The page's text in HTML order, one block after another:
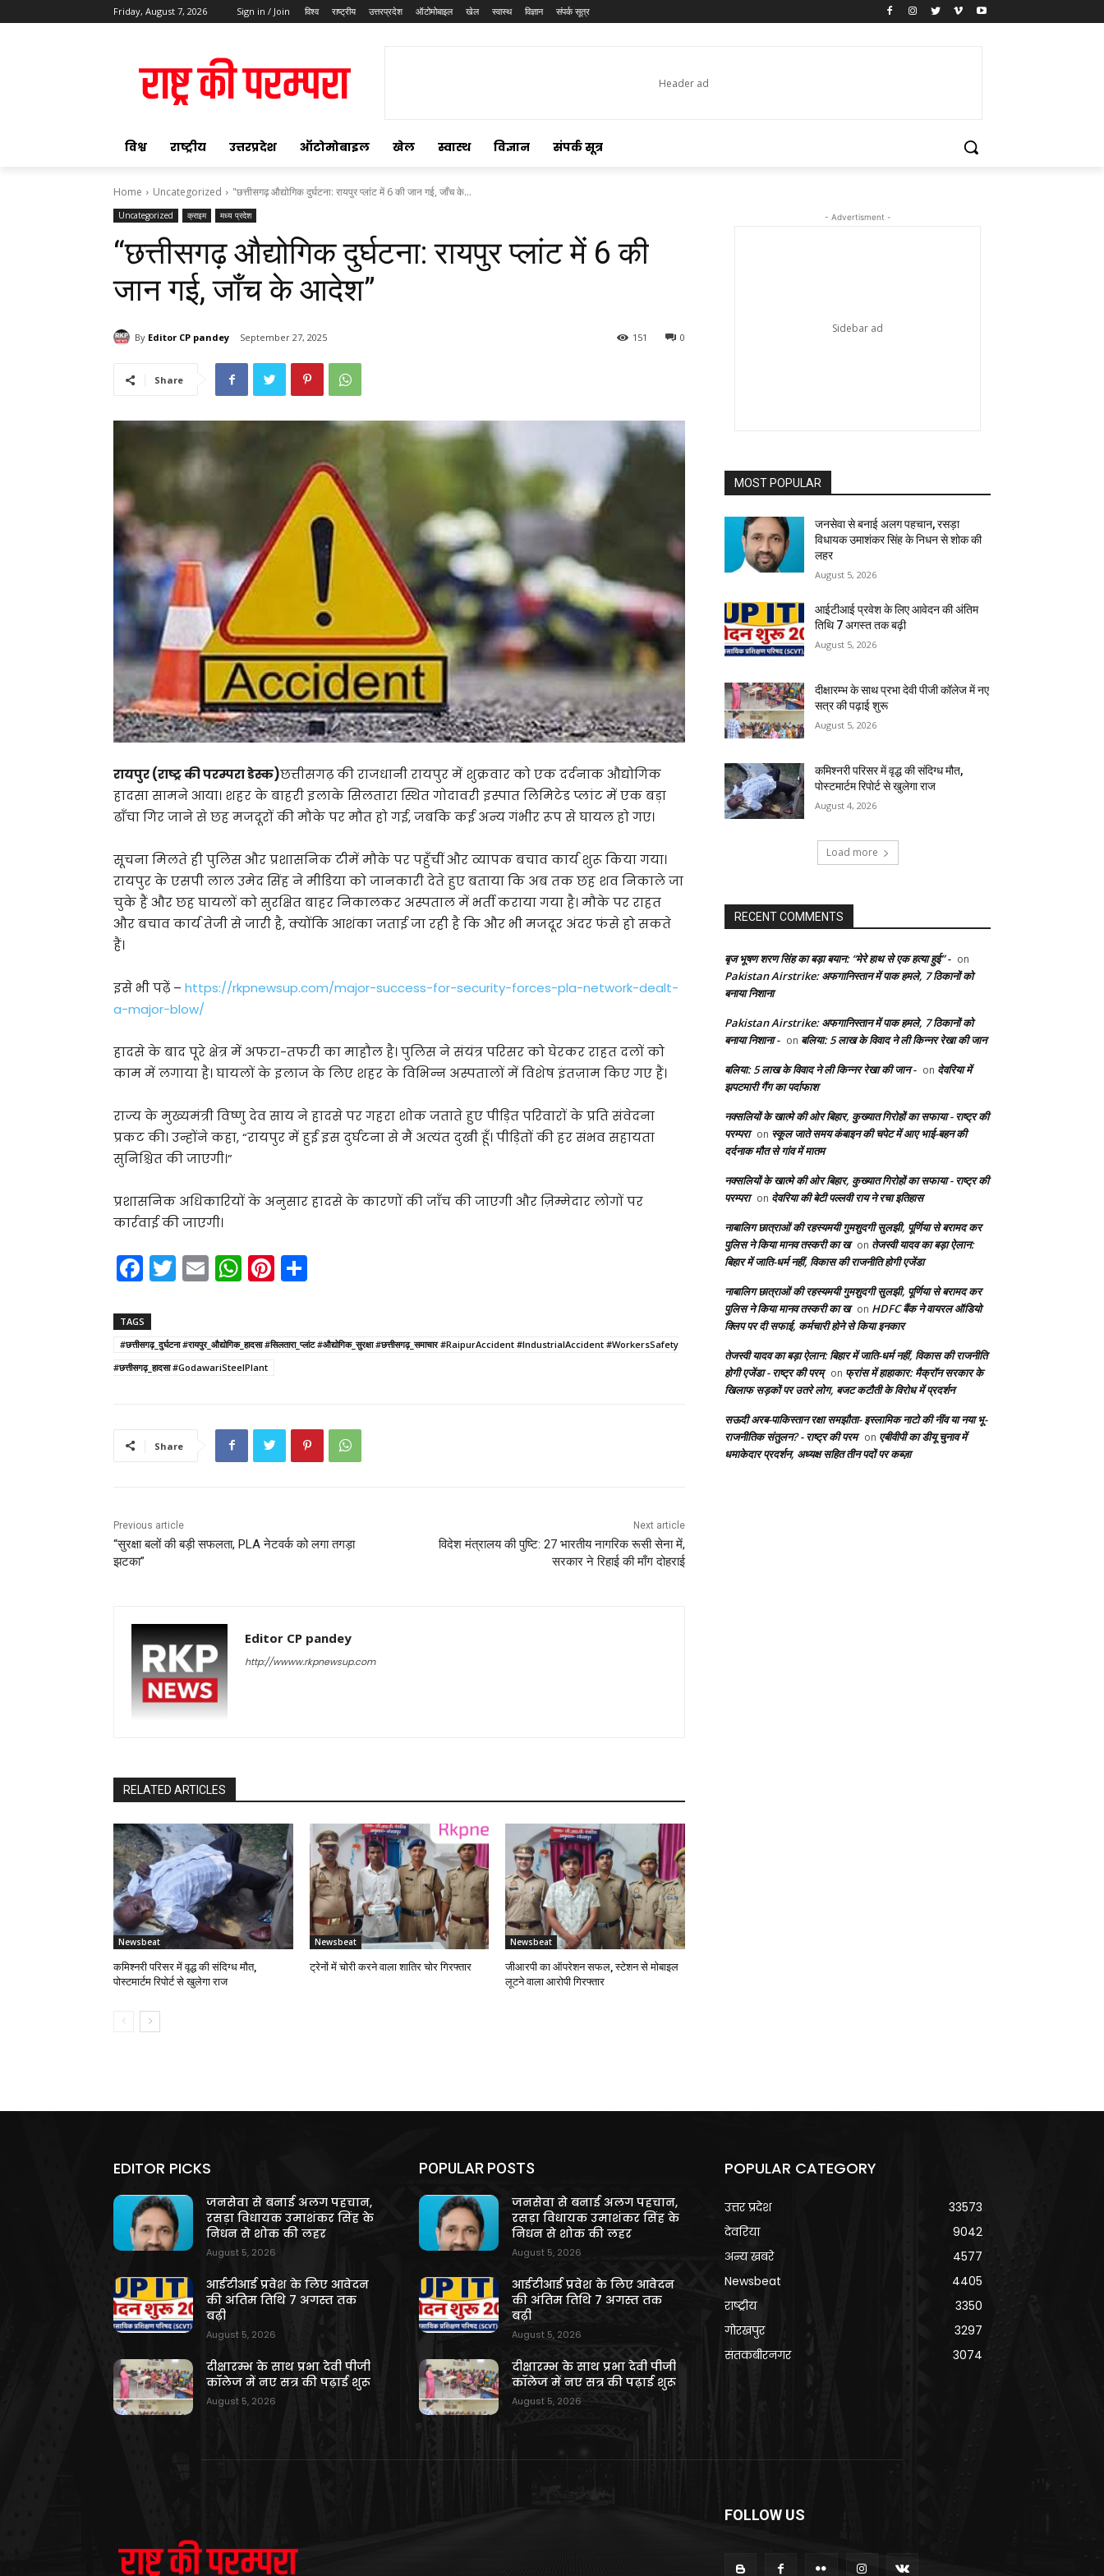
Friday, August 7, 2026 Sign in / Join विश्व राष्ट्रीय उत्तरप्रदेश ऑटोमोबाइल खेल स्वास्थ विज्ञान संपर्क सूत्र
विश्व राष्ट्रीय उत्तरप्रदेश ऑटोमोबाइल खेल स्वास्थ विज्ञान संपर्क सूत्र
Home Uncategorized "छत्तीसगढ़ औद्योगिक दुर्घटना: रायपुर प्लांट में 6 की जान गई, जाँच के...
Uncategorized क्राइम मध्य प्रदेश
“छत्तीसगढ़ औद्योगिक दुर्घटना: रायपुर प्लांट में 6 की
जान गई, जाँच के आदेश”
By Editor CP pandey September 27, 2025 0
151
Share
रायपुर (राष्ट्र की परम्परा डेस्क)छत्तीसगढ़ की राजधानी रायपुर में शुक्रवार को एक दर्दनाक औद्योगिक
हादसा सामने आया। शहर के बाहरी इलाके सिलतारा स्थित गोदावरी इस्पात लिमिटेड प्लांट में एक बड़ा
ढाँचा गिर जाने से छह मजदूरों की मौके पर मौत हो गई, जबकि कई अन्य गंभीर रूप से घायल हो गए।
सूचना मिलते ही पुलिस और प्रशासनिक टीमें मौके पर पहुँचीं और व्यापक बचाव कार्य शुरू किया गया।
रायपुर के एसपी लाल उमेद सिंह ने मीडिया को जानकारी देते हुए बताया कि अब तक छह शव निकाले जा
चुके हैं और छह घायलों को सुरक्षित बाहर निकालकर अस्पताल में भर्ती कराया गया है। मौके पर राहत
और बचाव कार्य तेजी से जारी है, क्योंकि आशंका जताई जा रही है कि और भी मजदूर अंदर फंसे हो सकते
हैं।
इसे भी पढ़ें – https://rkpnewsup.com/major-success-for-security-forces-pla-network-dealt-
a-major-blow/
हादसे के बाद पूरे क्षेत्र में अफरा-तफरी का माहौल है। पुलिस ने संयंत्र परिसर को घेरकर राहत दलों को
काम में लगाया है। घायलों के इलाज के लिए शहर के विभिन्न अस्पतालों में विशेष इंतज़ाम किए गए हैं।
राज्य के मुख्यमंत्री विष्णु देव साय ने हादसे पर गहरा शोक जताते हुए पीड़ित परिवारों के प्रति संवेदना
प्रकट की। उन्होंने कहा, “रायपुर में हुई इस दुर्घटना से मैं अत्यंत दुखी हूँ। पीड़ितों की हर संभव सहायता
सुनिश्चित की जाएगी।”
प्रशासनिक अधिकारियों के अनुसार हादसे के कारणों की जाँच की जाएगी और ज़िम्मेदार लोगों पर
कार्रवाई की जाएगी।
F
a
c
e
b
k
T
w
er
E
m
l
W
h
ts
A
p
Pi
nt
e e
TAGS
#छत्तीसगढ़_दुर्घटना #रायपुर_औद्योगिक_हादसा #सिलतारा_प्लांट #औद्योगिक_सुरक्षा #छत्तीसगढ़_समाचार #RaipurAccident #IndustrialAccident #WorkersSafety
#छत्तीसगढ़_हादसा #GodawariSteelPlant
Share
Previous article
“सुरक्षा बलों की बड़ी सफलता, PLA नेटवर्क को लगा तगड़ा
झटका”
Next article
विदेश मंत्रालय की पुष्टि: 27 भारतीय नागरिक रूसी सेना में,
सरकार ने रिहाई की माँग दोहराई
Editor CP pandey
http://wwww.rkpnewsup.com
RELATED ARTICLES
Newsbeat
कमिश्नरी परिसर में वृद्ध की संदिग्ध मौत,
पोस्टमार्टम रिपोर्ट से खुलेगा राज
Newsbeat
ट्रेनों में चोरी करने वाला शातिर चोर गिरफ्तार
Newsbeat
जीआरपी का ऑपरेशन सफल, स्टेशन से मोबाइल
लूटने वाला आरोपी गिरफ्तार
- Advertisment -
MOST POPULAR
जनसेवा से बनाई अलग पहचान, रसड़ा
विधायक उमाशंकर सिंह के निधन से शोक की
लहर
August 5, 2026
आईटीआई प्रवेश के लिए आवेदन की अंतिम
तिथि 7 अगस्त तक बढ़ी
August 5, 2026
दीक्षारम्भ के साथ प्रभा देवी पीजी कॉलेज में नए
सत्र की पढ़ाई शुरू
August 5, 2026
कमिश्नरी परिसर में वृद्ध की संदिग्ध मौत,
पोस्टमार्टम रिपोर्ट से खुलेगा राज
August 4, 2026
Load more
RECENT COMMENTS
बृज भूषण शरण सिंह का बड़ा बयान: “मेरे हाथ से एक हत्या हुई” - on
Pakistan Airstrike: अफगानिस्तान में पाक हमले, 7 ठिकानों को
बनाया निशाना
Pakistan Airstrike: अफगानिस्तान में पाक हमले, 7 ठिकानों को
बनाया निशाना - on बलिया: 5 लाख के विवाद ने ली किन्नर रेखा की जान
बलिया: 5 लाख के विवाद ने ली किन्नर रेखा की जान - on देवरिया में
झपटमारी गैंग का पर्दाफाश
नक्सलियों के खात्मे की ओर बिहार, कुख्यात गिरोहों का सफाया - राष्ट्र की
परम्परा on स्कूल जाते समय कंबाइन की चपेट में आए भाई-बहन की
दर्दनाक मौत से गांव में मातम
नक्सलियों के खात्मे की ओर बिहार, कुख्यात गिरोहों का सफाया - राष्ट्र की
परम्परा on देवरिया की बेटी पल्लवी राय ने रचा इतिहास
नाबालिग छात्राओं की रहस्यमयी गुमशुदगी सुलझी, पूर्णिया से बरामद कर
पुलिस ने किया मानव तस्करी का ख on तेजस्वी यादव का बड़ा ऐलान:
बिहार में जाति-धर्म नहीं, विकास की राजनीति होगी एजेंडा
नाबालिग छात्राओं की रहस्यमयी गुमशुदगी सुलझी, पूर्णिया से बरामद कर
पुलिस ने किया मानव तस्करी का ख on HDFC बैंक ने वायरल ऑडियो
क्लिप पर दी सफाई, कर्मचारी होने से किया इनकार
तेजस्वी यादव का बड़ा ऐलान: बिहार में जाति-धर्म नहीं, विकास की राजनीति
होगी एजेंडा - राष्ट्र की परम् on फ्रांस में हाहाकार: मैक्रॉन सरकार के
खिलाफ सड़कों पर उतरे लोग, बजट कटौती के विरोध में प्रदर्शन
सऊदी अरब-पाकिस्तान रक्षा समझौता- इस्लामिक नाटो की नींव या नया भू-
राजनीतिक संतुलन? - राष्ट्र की परम on एबीवीपी का डीयू चुनाव में
धमाकेदार प्रदर्शन, अध्यक्ष सहित तीन पदों पर कब्ज़ा
EDITOR PICKS
जनसेवा से बनाई अलग पहचान,
रसड़ा विधायक उमाशंकर सिंह के
निधन से शोक की लहर
August 5, 2026
आईटीआई प्रवेश के लिए आवेदन
की अंतिम तिथि 7 अगस्त तक
बढ़ी
August 5, 2026
दीक्षारम्भ के साथ प्रभा देवी पीजी
कॉलेज में नए सत्र की पढ़ाई शुरू
August 5, 2026
POPULAR POSTS
जनसेवा से बनाई अलग पहचान,
रसड़ा विधायक उमाशंकर सिंह के
निधन से शोक की लहर
August 5, 2026
आईटीआई प्रवेश के लिए आवेदन
की अंतिम तिथि 7 अगस्त तक
बढ़ी
August 5, 2026
दीक्षारम्भ के साथ प्रभा देवी पीजी
कॉलेज में नए सत्र की पढ़ाई शुरू
August 5, 2026
POPULAR CATEGORY
उत्तर प्रदेश
33573
देवरिया
9042
अन्य खबरे
4577
Newsbeat
4405
राष्ट्रीय
3350
गोरखपुर
3297
संतकबीरनगर
3074
FOLLOW US